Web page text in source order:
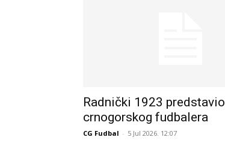
Radnički 1923 predstavio
crnogorskog fudbalera
CG Fudbal - 5 Jul 2026. 12:07